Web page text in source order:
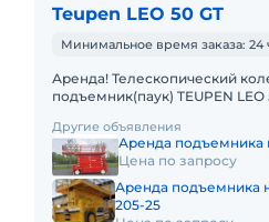
Teupen LEO 50 GT
Минимальное время заказа: 24
Аренда! Телескопический
подъемник(паук) TEUPEN
питания: Дизель +
Другие объявления
Аренда подъемника
Цена по запросу
Аренда подъемника
205-25